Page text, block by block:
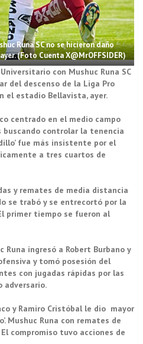
Runa SC no se hicieron daño
(Foto Cuenta X@MrOFFSIDER)
con Mushuc Runa SC
del descenso de la Liga Pro
el estadio Bellavista, ayer.
centrado en el medio campo
buscando controlar la tenencia
fue más insistente por el
a tres cuartos de
y remates de media distancia
se trabó y se entrecortó por la
primer tiempo se fueron al
Runa ingresó a Robert Burbano y
y tomó posesión del
con jugadas rápidas por las
adversario.
y Ramiro Cristóbal le dio mayor
Mushuc Runa con remates de
compromiso tuvo acciones de